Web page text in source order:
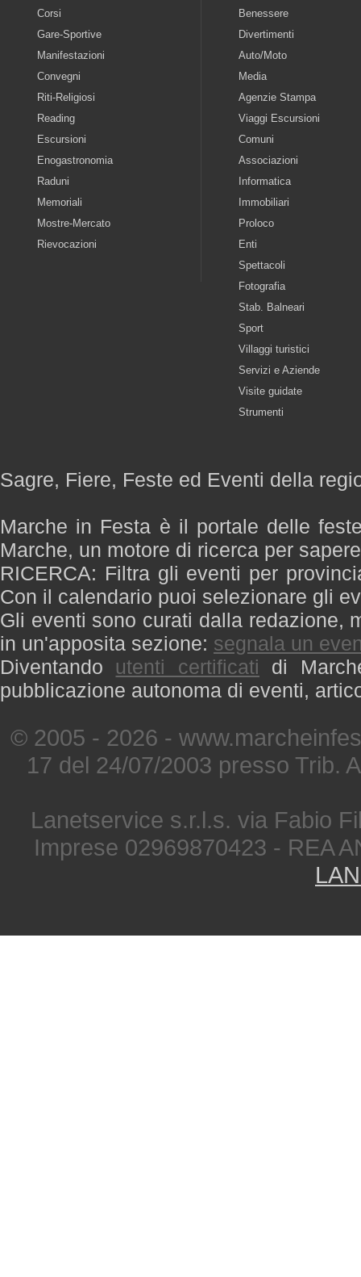
Corsi
Gare-Sportive
Manifestazioni
Convegni
Riti-Religiosi
Reading
Escursioni
Enogastronomia
Raduni
Memoriali
Mostre-Mercato
Rievocazioni
Benessere
Divertimenti
Auto/Moto
Media
Agenzie Stampa
Viaggi Escursioni
Comuni
Associazioni
Informatica
Immobiliari
Proloco
Enti
Spettacoli
Fotografia
Stab. Balneari
Sport
Villaggi turistici
Servizi e Aziende
Visite guidate
Strumenti
Sagre, Fiere, Feste ed Eventi della
Marche in Festa è il portale delle
Marche, un motore di ricerca per
RICERCA: Filtra gli eventi per
Con il calendario puoi selezionare gli
Gli eventi sono curati dalla redazione,
in un'apposita sezione: segnala un
Diventando utenti certificati di
pubblicazione autonoma di eventi,
© 2005 - 2026 -
17 del 24/07/2003 presso Trib.
Lanetservice s.r.l.s. via Fabio
Imprese 02969870423 - REA